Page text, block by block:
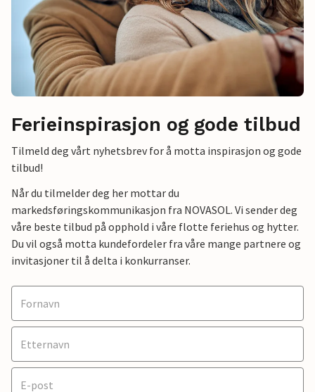
Ferieinspirasjon og gode tilbud
Tilmeld deg vårt nyhetsbrev for å motta inspirasjon og gode
tilbud!
Når du tilmelder deg her mottar du
markedsføringskommunikasjon fra NOVASOL. Vi sender deg
våre beste tilbud på opphold i våre flotte feriehus og hytter.
Du vil også motta kundefordeler fra våre mange partnere og
invitasjoner til å delta i konkurranser.